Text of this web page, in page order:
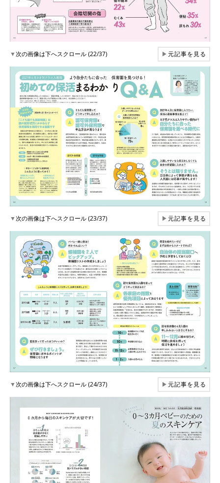
▼次の画像は下へスクロール (22/37) ▶元記事を見る
▼次の画像は下へスクロール (23/37) ▶元記事を見る
▼次の画像は下へスクロール (24/37) ▶元記事を見る